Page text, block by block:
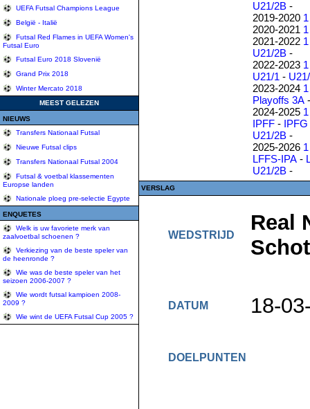
UEFA Futsal Champions League
België - Italië
Futsal Red Flames in UEFA Women's
Futsal Euro
Futsal Euro 2018 Slovenië
Grand Prix 2018
Winter Mercato 2018
MEEST GELEZEN
NIEUWS
Transfers Nationaal Futsal
Nieuwe Futsal clips
Transfers Nationaal Futsal 2004
Futsal & voetbal klassementen
Europse landen
Nationale ploeg pre-selectie Egypte
ENQUETES
Welk is uw favoriete merk van
zaalvoetbal schoenen ?
Verkiezing van de beste speler van
de heenronde ?
Wie was de beste speler van het
seizoen 2006-2007 ?
Wie wordt futsal kampioen 2008-
2009 ?
Wie wint de UEFA Futsal Cup 2005 ?
U21/2B -
2019-2020 1
2020-2021 1
2021-2022 1
U21/2B -
2022-2023 1
U21/1 -
2023-2024 1
Playoffs 3A
2024-2025 1
IPFF - IPFG
U21/2B -
2025-2026 1
LFFS-IPA -
U21/2B -
VERSLAG
WEDSTRIJD
Real
DATUM 18-
DOELPUNTEN